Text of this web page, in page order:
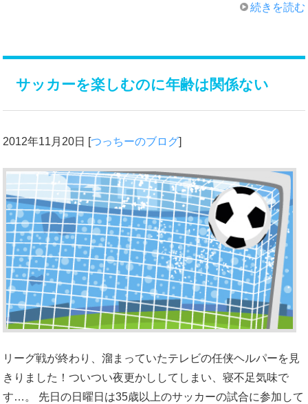
続きを読む
サッカーを楽しむのに年齢は関係ない
2012年11月20日 [つっちーのブログ]
リーグ戦が終わり、溜まっていたテレビの任侠ヘルパーを見
きりました！ついつい夜更かししてしまい、寝不足気味で
す…。 先日の日曜日は35歳以上のサッカーの試合に参加して